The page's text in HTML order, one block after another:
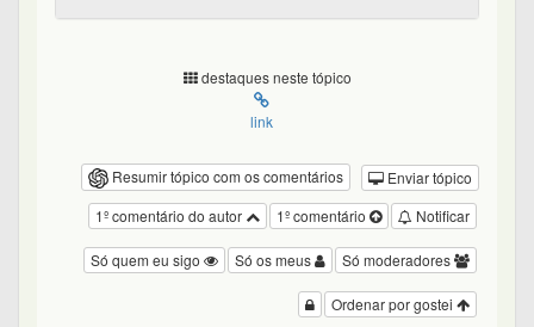
destaques neste tópico
link
Resumir tópico com os comentários
Enviar tópico
Notificar
1º comentário
1º comentário do autor
Só moderadores
Só os meus
Só quem eu sigo
Ordenar por gostei